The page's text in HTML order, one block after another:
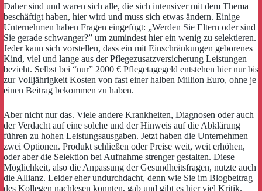
Daher sind und waren sich alle, die sich intensiver mit dem Thema
beschäftigt haben, hier wird und muss sich etwas ändern. Einige
Unternehmen haben Fragen eingefügt: „Werden Sie Eltern oder sind
Sie gerade schwanger?” um zumindest hier ein wenig zu selektieren.
Jeder kann sich vorstellen, dass ein mit Einschränkungen geborenes
Kind, viel und lange aus der Pflegezusatzversicherung Leistungen
bezieht. Selbst bei “nur” 2000 € Pflegetagegeld entstehen hier nur bis
zur Volljährigkeit Kosten von fast einer halben Million Euro, ohne je
einen Beitrag bekommen zu haben.
Aber nicht nur das. Viele andere Krankheiten, Diagnosen oder auch
der Verdacht auf eine solche und der Hinweis auf die Abklärung
führen zu hohen Leistungsausgaben. Jetzt haben die Unternehmen
zwei Optionen. Produkt schließen oder Preise weit, weit erhöhen,
oder aber die Selektion bei Aufnahme strenger gestalten. Diese
Möglichkeit, also die Anpassung der Gesundheitsfragen, nutzte auch
die Allianz. Leider eher undurchdacht, denn wie Sie im Blogbeitrag
des Kollegen nachlesen konnten, gab und gibt es hier viel Kritik.